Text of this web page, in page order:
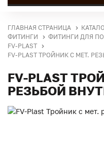
ГЛАВНАЯ СТРАНИЦА
ФИТИНГИ
ФИТИНГИ ДЛЯ
FV-PLAST
FV-PLAST ТРОЙНИК С МЕТ.
FV-PLAST
РЕЗЬБОЙ